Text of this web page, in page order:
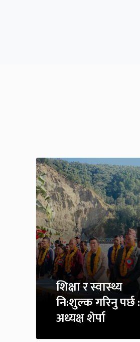
शिक्षा र स्वास्थ्य
नि:शुल्क गरिनु पर्छ :
अध्यक्ष शेर्पा